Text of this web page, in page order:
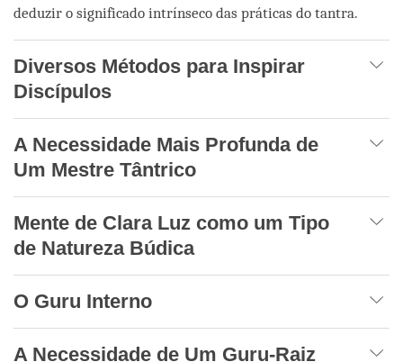
deduzir o significado intrínseco das práticas do tantra.
Diversos Métodos para Inspirar
Discípulos
A Necessidade Mais Profunda de
Um Mestre Tântrico
Mente de Clara Luz como um Tipo
de Natureza Búdica
O Guru Interno
A Necessidade de Um Guru-Raiz